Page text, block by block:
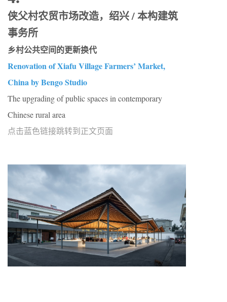
侠父村农贸市场改造，绍兴 / 本构建筑
事务所
乡村公共空间的更新换代
Renovation of Xiafu Village Farmers’ Market,
China by Bengo Studio
The upgrading of public spaces in contemporary
Chinese rural area
点击蓝色链接跳转到正文页面